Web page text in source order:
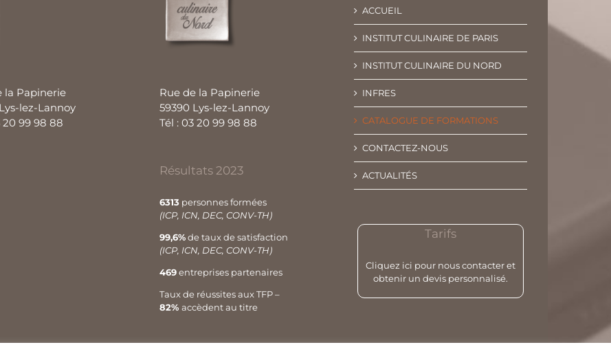
la Papinerie
lez-Lannoy
20 99 98 88
Rue de la Papinerie
59390 Lys-lez-Lannoy
Tél : 03 20 99 98 88
Résultats 2023
6313 personnes formées
(ICP, ICN, DEC, CONV-TH)
99,6%de taux de satisfaction
(ICP, ICN, DEC, CONV-TH)
469entreprises partenaires
Taux de réussites aux TFP –
82% accèdent au titre
ACCUEIL
INSTITUT CULINAIRE DE PARIS
INSTITUT CULINAIRE DU NORD
INFRES
CATALOGUE DE FORMATIONS
CONTACTEZ-NOUS
ACTUALITÉS
Tarifs
Cliquez ici pour nous contacter et
obtenir un devis personnalisé.